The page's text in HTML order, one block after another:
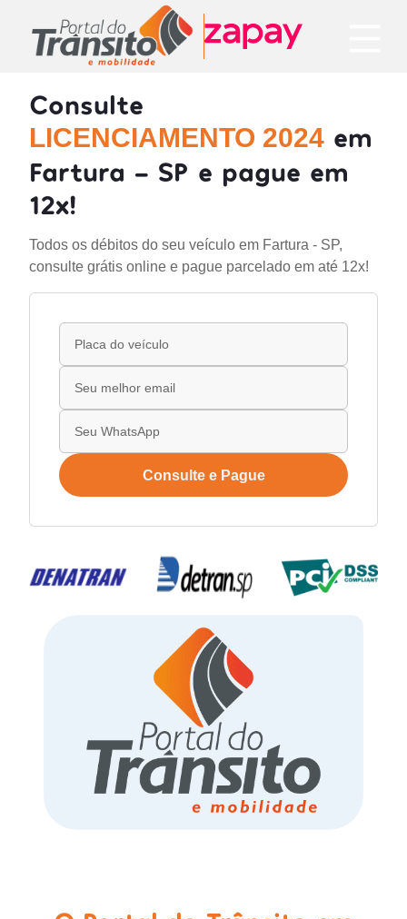
Consulte
LICENCIAMENTO 2024 em
Fartura - SP e pague em
12x!
Todos os débitos do seu veículo em Fartura - SP,
consulte grátis online e pague parcelado em até 12x!
Consulte e Pague